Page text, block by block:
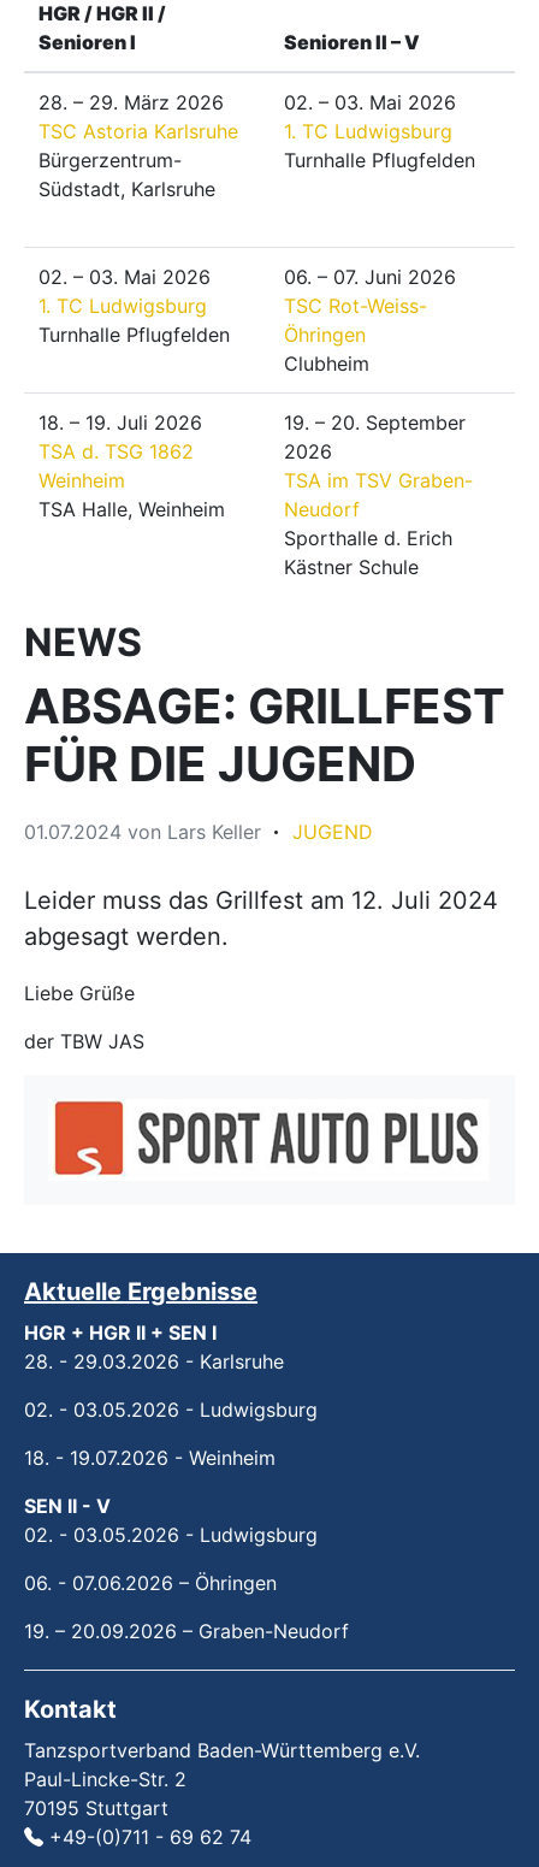
HGR / HGR II /
Senioren I
Senioren II – V
28. – 29. März 2026
TSC Astoria Karlsruhe
Bürgerzentrum-
Südstadt, Karlsruhe
02. – 03. Mai 2026
1. TC Ludwigsburg
Turnhalle Pflugfelden
02. – 03. Mai 2026
1. TC Ludwigsburg
Turnhalle Pflugfelden
06. – 07. Juni 2026
TSC Rot-Weiss-
Öhringen
Clubheim
18. – 19. Juli 2026
TSA d. TSG 1862
Weinheim
TSA Halle, Weinheim
19. – 20. September
2026
TSA im TSV Graben-
Neudorf
Sporthalle d. Erich
Kästner Schule
NEWS
ABSAGE: GRILLFEST
FÜR DIE JUGEND
01.07.2024 von Lars Keller JUGEND
Leider muss das Grillfest am 12. Juli 2024
abgesagt werden.
Liebe Grüße
der TBW JAS
Aktuelle Ergebnisse
HGR + HGR II + SEN I
28. - 29.03.2026 - Karlsruhe
02. - 03.05.2026 - Ludwigsburg
18. - 19.07.2026 - Weinheim
SEN II - V
02. - 03.05.2026 - Ludwigsburg
06. - 07.06.2026 – Öhringen
19. – 20.09.2026 – Graben-Neudorf
Kontakt
Tanzsportverband Baden-Württemberg e.V.
Paul-Lincke-Str. 2
70195 Stuttgart
+49-(0)711 - 69 62 74